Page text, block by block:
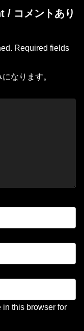
コメントあり
Required fields
なります。
in this browser for